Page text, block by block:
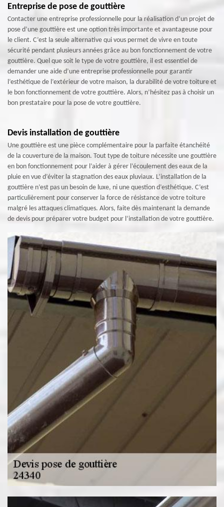
Entreprise de pose de gouttière
Contacter une entreprise professionnelle pour la réalisation d’un projet de
pose d’une gouttière est une option très importante et avantageuse pour
le client. C’est la seule alternative qui vous permet de vivre en toute
sécurité pendant plusieurs années grâce au bon fonctionnement de votre
gouttière. Quel que soit le type de votre gouttière, il est essentiel de
demander une aide d’une entreprise professionnelle pour garantir
l’esthétique de l’extérieur de votre maison, la durabilité de votre toiture et
le bon fonctionnement de votre gouttière. Alors, n’hésitez pas à choisir un
bon prestataire pour la pose de votre gouttière.
Devis installation de gouttière
Une gouttière est une pièce complémentaire pour la parfaite étanchéité
de la couverture de la maison. Tout type de toiture nécessite une gouttière
en bon fonctionnement pour l’aider à gérer l’écoulement des eaux de la
pluie en vue d’éviter la stagnation des eaux pluviaux. L’installation de la
gouttière n’est pas un besoin de luxe, ni une question d’esthétique. C’est
particulièrement pour conserver la force de résistance de votre toiture
malgré les attaques climatiques. Alors, faite dès maintenant la demande
de devis pour préparer votre budget pour l’installation de votre gouttière.